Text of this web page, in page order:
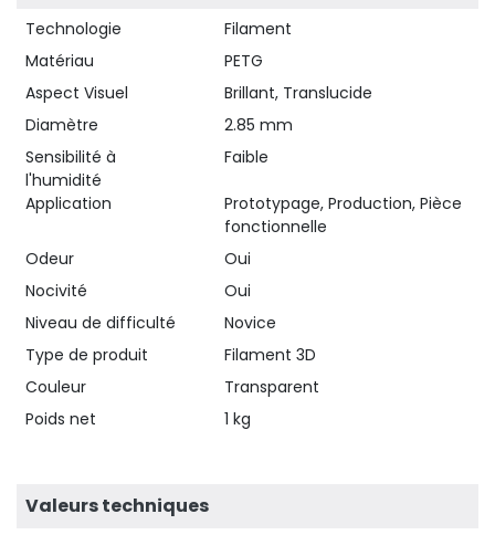
Technologie
Filament
Matériau
PETG
Aspect Visuel
Brillant, Translucide
Diamètre
2.85 mm
Sensibilité à
l'humidité
Faible
Application
Prototypage, Production, Pièce
fonctionnelle
Odeur
Oui
Nocivité
Oui
Niveau de difficulté
Novice
Type de produit
Filament 3D
Couleur
Transparent
Poids net
1 kg
Valeurs techniques